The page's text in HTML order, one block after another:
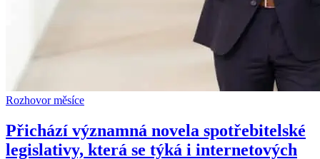
Rozhovor měsíce
Přichází významná novela spotřebitelské
legislativy, která se týká i internetových